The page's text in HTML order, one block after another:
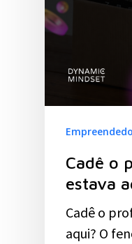
Cadê o
estava
Cadê o
aqui? O